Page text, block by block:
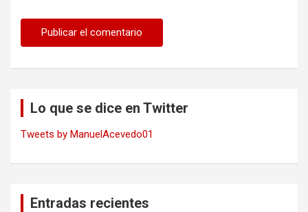
Lo que se dice en Twitter
Tweets by ManuelAcevedo01
Entradas recientes